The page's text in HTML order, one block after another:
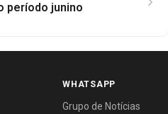
período junino
WHATSAPP
Grupo de Notícias